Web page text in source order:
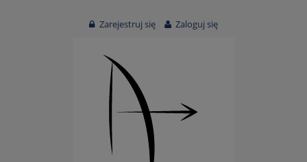
Zarejestruj się Zaloguj się